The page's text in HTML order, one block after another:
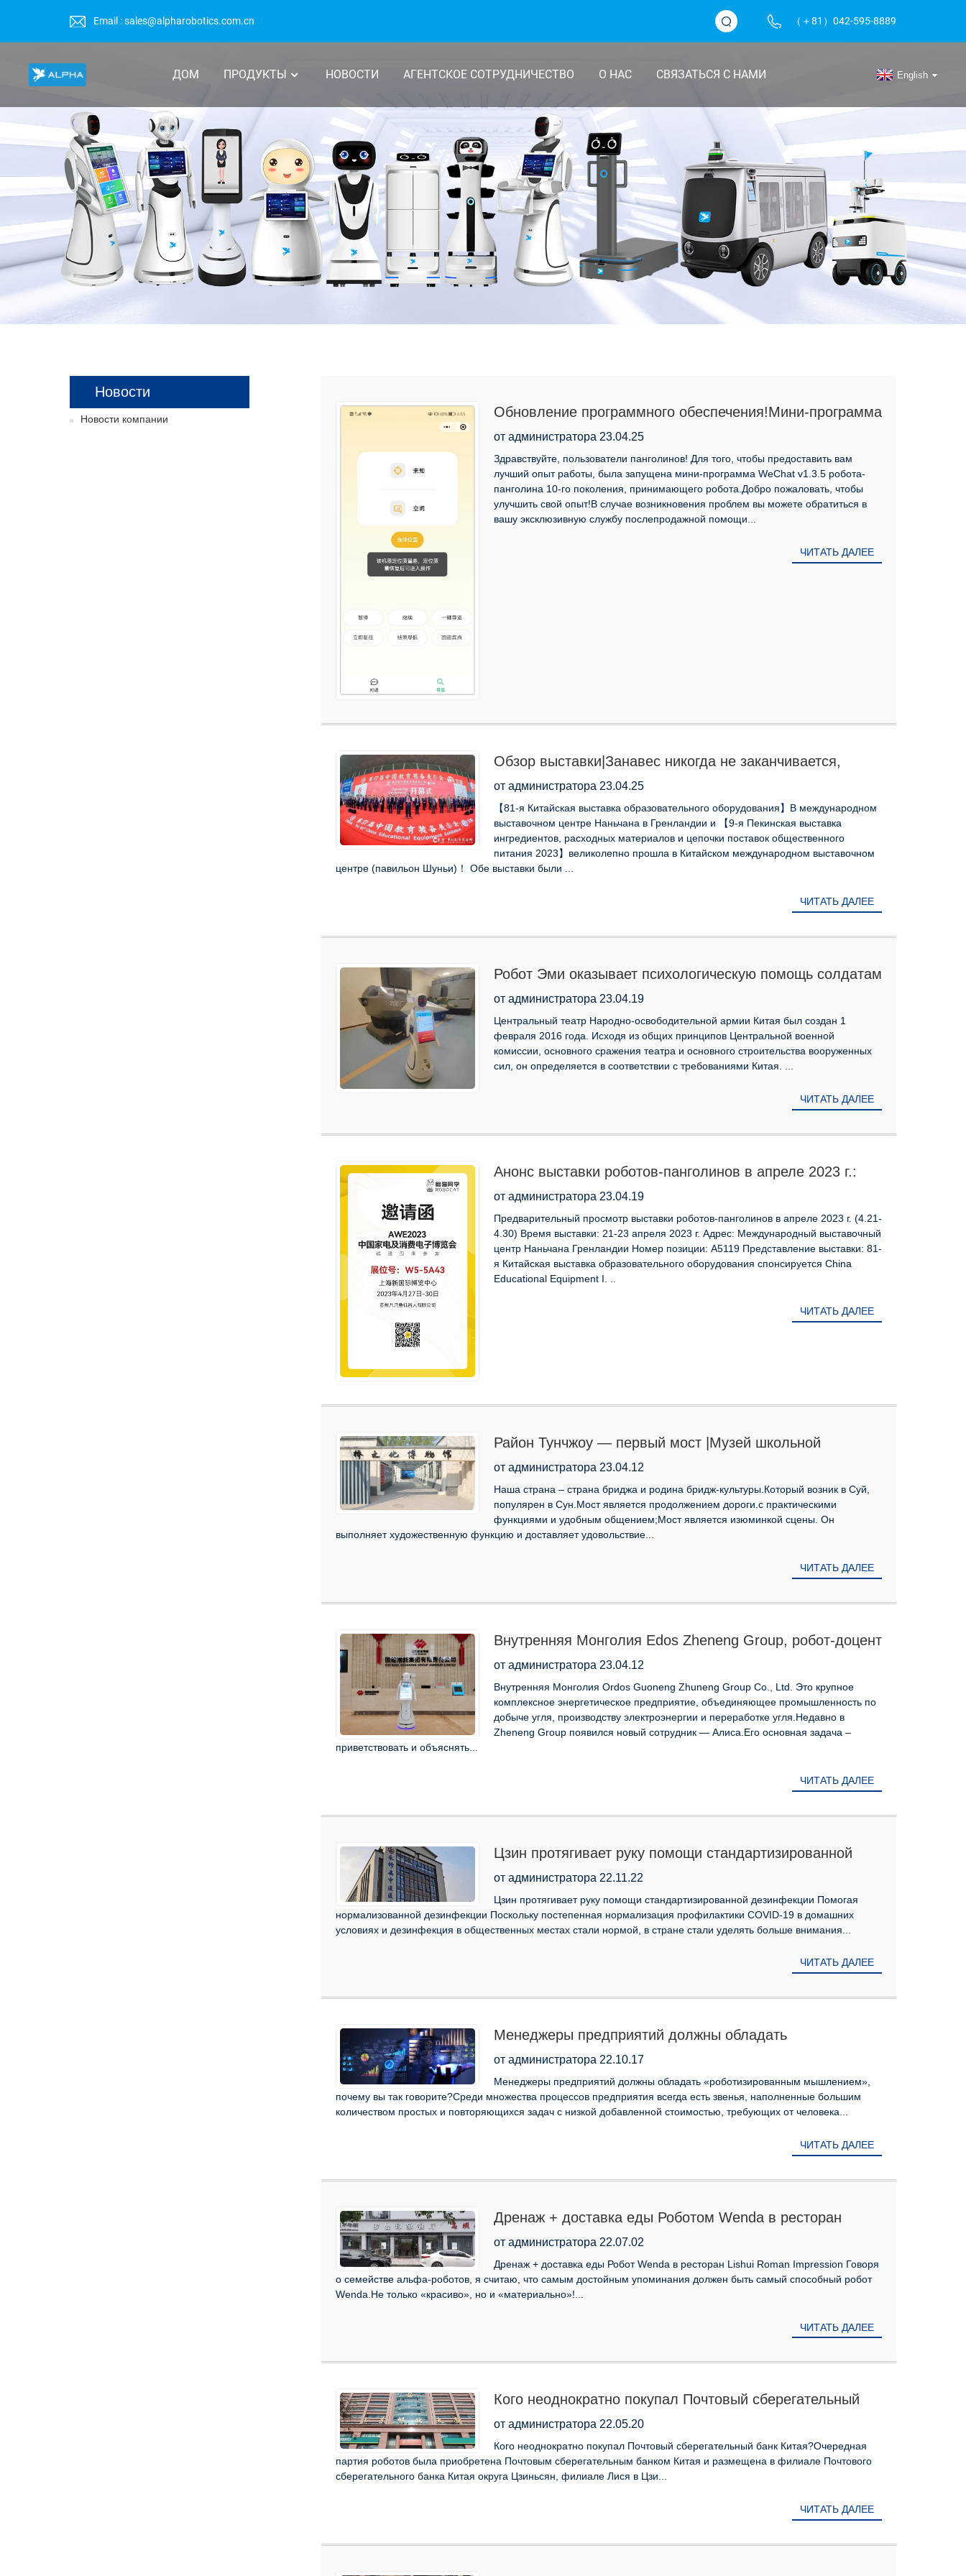
Email : sales@alpharobotics.com.cn （＋81）042-595-8889
ДОМ ПРОДУКТЫ НОВОСТИ АГЕНТСКОЕ СОТРУДНИЧЕСТВО О НАС СВЯЗАТЬСЯ С НАМИ English
Новости
Новости компании
Обновление программного обеспечения!Мини-программа
Wechat Welcome Robot Pangolin 10-го поколения v1.3.5
Инструкции по обновлению
от администратора 23.04.25
Здравствуйте, пользователи панголинов! Для того, чтобы предоставить вам
лучший опыт работы, была запущена мини-программа WeChat v1.3.5 робота-
панголина 10-го поколения, принимающего робота.Добро пожаловать, чтобы
улучшить свой опыт!В случае возникновения проблем вы можете обратиться в
вашу эксклюзивную службу послепродажной помощи...
ЧИТАТЬ ДАЛЕЕ
Обзор выставки|Занавес никогда не заканчивается,
смотрите снова 27 апреля!
от администратора 23.04.25
【81-я Китайская выставка образовательного оборудования】В международном
выставочном центре Наньчана в Гренландии и 【9-я Пекинская выставка
ингредиентов, расходных материалов и цепочки поставок общественного
питания 2023】великолепно прошла в Китайском международном выставочном
центре (павильон Шуньи)！ Обе выставки были ...
ЧИТАТЬ ДАЛЕЕ
Робот Эми оказывает психологическую помощь солдатам
«Армейских сил Центрального театра военных действий
Пекина»!
от администратора 23.04.19
Центральный театр Народно-освободительной армии Китая был создан 1
февраля 2016 года. Исходя из общих принципов Центральной военной
комиссии, основного сражения театра и основного строительства вооруженных
сил, он определяется в соответствии с требованиями Китая. ...
ЧИТАТЬ ДАЛЕЕ
Анонс выставки роботов-панголинов в апреле 2023 г.:
от администратора 23.04.19
Предварительный просмотр выставки роботов-панголинов в апреле 2023 г. (4.21-
4.30) Время выставки: 21-23 апреля 2023 г. Адрес: Международный выставочный
центр Наньчана Гренландии Номер позиции: A5119 Представление выставки: 81-
я Китайская выставка образовательного оборудования спонсируется China
Educational Equipment I. ..
ЧИТАТЬ ДАЛЕЕ
Район Тунчжоу — первый мост |Музей школьной
культуры и роботов открыт!
от администратора 23.04.12
Наша страна – страна бриджа и родина бридж-культуры.Который возник в Суй,
популярен в Сун.Мост является продолжением дороги.с практическими
функциями и удобным общением;Мост является изюминкой сцены. Он
выполняет художественную функцию и доставляет удовольствие...
ЧИТАТЬ ДАЛЕЕ
Внутренняя Монголия Edos Zheneng Group, робот-доцент
был онлайн ~
от администратора 23.04.12
Внутренняя Монголия Ordos Guoneng Zhuneng Group Co., Ltd. Это крупное
комплексное энергетическое предприятие, объединяющее промышленность по
добыче угля, производству электроэнергии и переработке угля.Недавно в
Zheneng Group появился новый сотрудник — Алиса.Его основная задача –
приветствовать и объяснять...
ЧИТАТЬ ДАЛЕЕ
Цзин протягивает руку помощи стандартизированной
дезинфекции
от администратора 22.11.22
Цзин протягивает руку помощи стандартизированной дезинфекции Помогая
нормализованной дезинфекции Поскольку постепенная нормализация профилактики COVID-19 в домашних
условиях и дезинфекция в общественных местах стали нормой, в стране стали уделять больше внимания...
ЧИТАТЬ ДАЛЕЕ
Менеджеры предприятий должны обладать
«роботизированным мышлением», почему вы так
говорите?
от администратора 22.10.17
Менеджеры предприятий должны обладать «роботизированным мышлением»,
почему вы так говорите?Среди множества процессов предприятия всегда есть звенья, наполненные большим
количеством простых и повторяющихся задач с низкой добавленной стоимостью, требующих от человека...
ЧИТАТЬ ДАЛЕЕ
Дренаж + доставка еды Роботом Wenda в ресторан
Lishui Roman Impression
от администратора 22.07.02
Дренаж + доставка еды Робот Wenda в ресторан Lishui Roman Impression Говоря
о семействе альфа-роботов, я считаю, что самым достойным упоминания должен быть самый способный робот
Wenda.Не только «красиво», но и «материально»!...
ЧИТАТЬ ДАЛЕЕ
Кого неоднократно покупал Почтовый сберегательный
банк Китая?
от администратора 22.05.20
Кого неоднократно покупал Почтовый сберегательный банк Китая?Очередная
партия роботов была приобретена Почтовым сберегательным банком Китая и размещена в филиале Почтового
сберегательного банка Китая округа Цзиньсян, филиале Лися в Цзи...
ЧИТАТЬ ДАЛЕЕ